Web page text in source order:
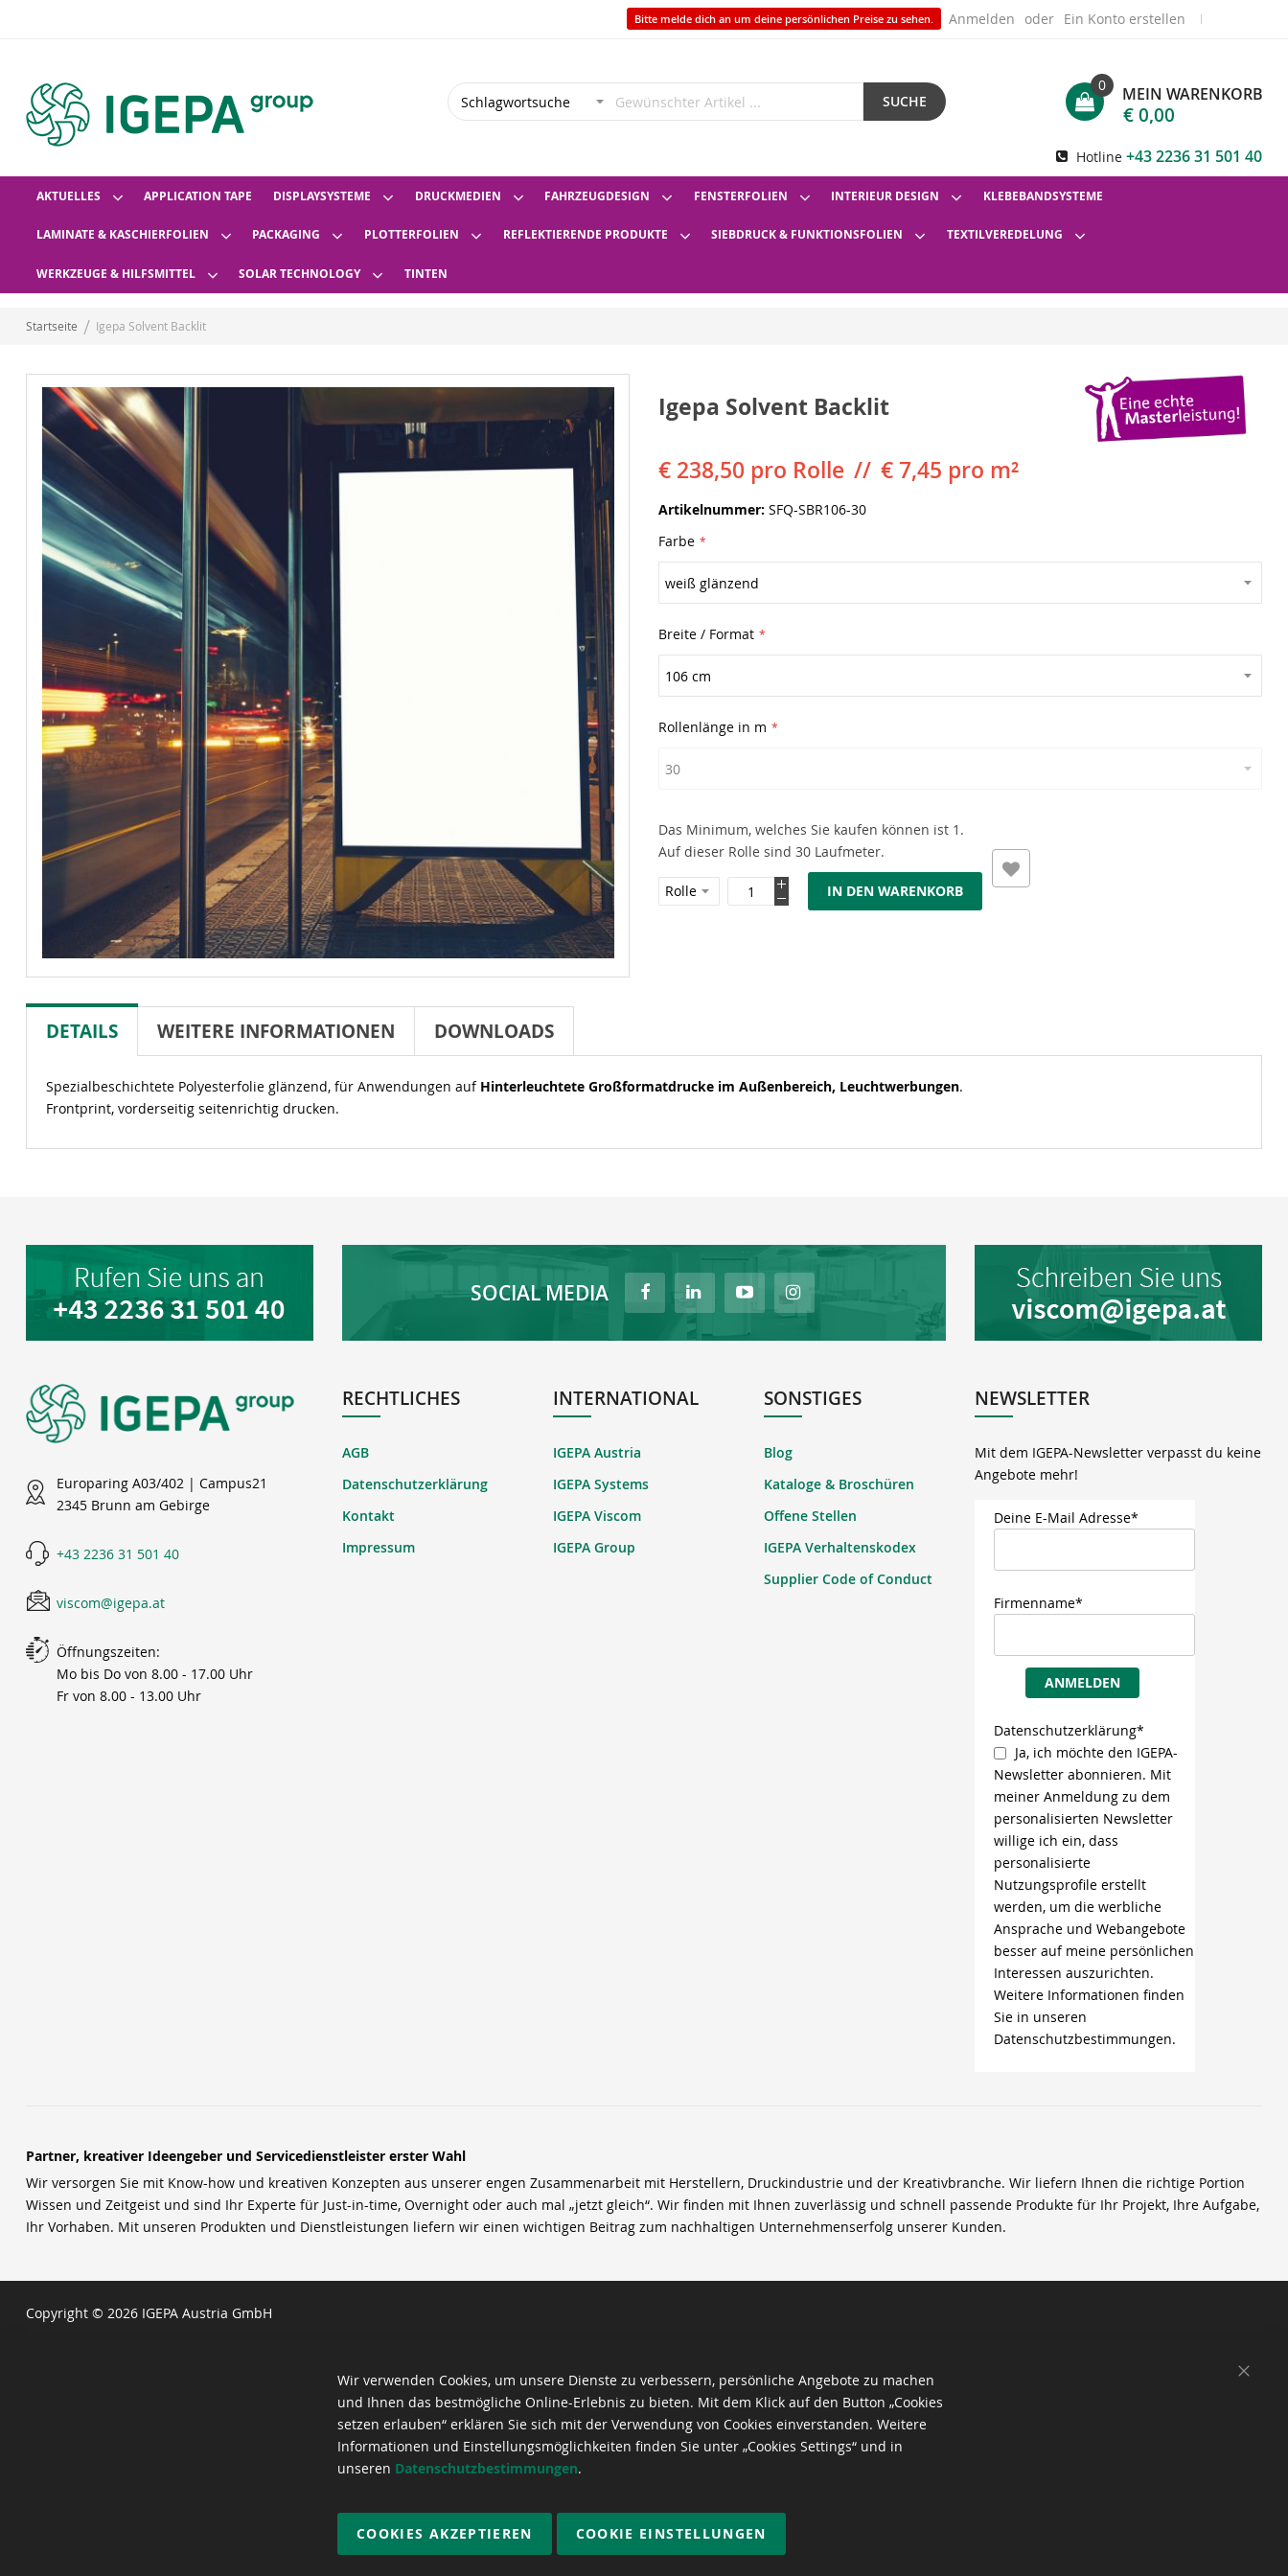
Bitte melde dich an um deine persönlichen Preise zu sehen. Anmelden Ein Konto erstellen
SUCHE MEIN WARENKORB
0
€ 0,00
Hotline +43 2236 31 501 40
AKTUELLES APPLICATION TAPE DISPLAYSYSTEME DRUCKMEDIEN FAHRZEUGDESIGN FENSTERFOLIEN INTERIEUR DESIGN KLEBEBANDSYSTEME
LAMINATE & KASCHIERFOLIEN PACKAGING PLOTTERFOLIEN REFLEKTIERENDE PRODUKTE SIEBDRUCK & FUNKTIONSFOLIEN TEXTILVEREDELUNG
WERKZEUGE & HILFSMITTEL SOLAR TECHNOLOGY TINTEN
Startseite Igepa Solvent Backlit
Igepa Solvent Backlit
€ 238,50 pro Rolle € 7,45 pro m²
Artikelnummer SFQ-SBR106-30
Farbe
Breite / Format
Rollenlänge in m
Das Minimum, welches Sie kaufen können ist 1.
Auf dieser Rolle sind 30 Laufmeter.
IN DEN WARENKORB
DETAILS WEITERE INFORMATIONEN DOWNLOADS
Spezialbeschichtete Polyesterfolie glänzend, für Anwendungen auf Hinterleuchtete Großformatdrucke im Außenbereich, Leuchtwerbungen.
Frontprint, vorderseitig seitenrichtig drucken.
SOCIAL MEDIA
Europaring A03/402 | Campus21
2345 Brunn am Gebirge
+43 2236 31 501 40
viscom@igepa.at
Öffnungszeiten:
Mo bis Do von 8.00 - 17.00 Uhr
Fr von 8.00 - 13.00 Uhr
RECHTLICHES
AGB
Datenschutzerklärung
Kontakt
Impressum
INTERNATIONAL
IGEPA Austria
IGEPA Systems
IGEPA Viscom
IGEPA Group
SONSTIGES
Blog
Kataloge & Broschüren
Offene Stellen
IGEPA Verhaltenskodex
Supplier Code of Conduct
NEWSLETTER
Mit dem IGEPA-Newsletter verpasst du keine
Angebote mehr!
Deine E-Mail Adresse*
Firmenname*
ANMELDEN
Datenschutzerklärung*
Ja, ich möchte den IGEPA-
Newsletter abonnieren. Mit
meiner Anmeldung zu dem
personalisierten Newsletter
willige ich ein, dass
personalisierte
Nutzungsprofile erstellt
werden, um die werbliche
Ansprache und Webangebote
besser auf meine persönlichen
Interessen auszurichten.
Weitere Informationen finden
Sie in unseren
Datenschutzbestimmungen.
Partner, kreativer Ideengeber und Servicedienstleister erster Wahl
Wir versorgen Sie mit Know-how und kreativen Konzepten aus unserer engen Zusammenarbeit mit Herstellern, Druckindustrie und der Kreativbranche. Wir liefern Ihnen die richtige Portion
Wissen und Zeitgeist und sind Ihr Experte für Just-in-time, Overnight oder auch mal „jetzt gleich“. Wir finden mit Ihnen zuverlässig und schnell passende Produkte für Ihr Projekt, Ihre Aufgabe,
Ihr Vorhaben. Mit unseren Produkten und Dienstleistungen liefern wir einen wichtigen Beitrag zum nachhaltigen Unternehmenserfolg unserer Kunden.
Copyright © 2026 IGEPA Austria GmbH
Wir verwenden Cookies, um unsere Dienste zu verbessern, persönliche Angebote zu machen
und Ihnen das bestmögliche Online-Erlebnis zu bieten. Mit dem Klick auf den Button „Cookies
setzen erlauben“ erklären Sie sich mit der Verwendung von Cookies einverstanden. Weitere
Informationen und Einstellungsmöglichkeiten finden Sie unter „Cookies Settings“ und in
unseren Datenschutzbestimmungen.
COOKIES AKZEPTIEREN COOKIE EINSTELLUNGEN